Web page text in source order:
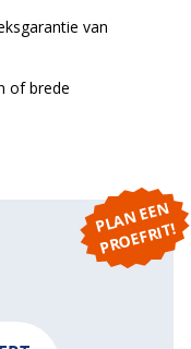
van
of brede
P
L
A
N
E
E
N
P
R
O
E
F
RI
T!